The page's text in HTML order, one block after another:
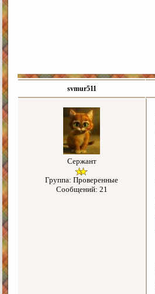
svmur511
Сержант
Группа: Проверенные
Сообщений: 21